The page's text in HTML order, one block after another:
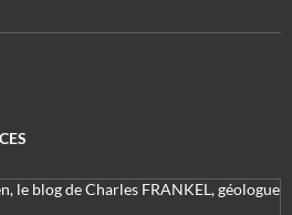
le blog de Charles FRANKEL, géologue